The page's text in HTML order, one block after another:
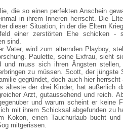
die so einen perfekten Anschein
in ihrem Inneren herrscht. Die
dieser Situation, in der die Eltern
einer zerstörten Ehe schicken -
sind.
Vater, wird zum alternden Playboy,
Paulette, seine Exfrau, sieht
und muss sich ihren Ängsten
zu müssen. Scott, der jüngste
gegründet, doch auch hier
älteste der drei Kinder, hat äußerlich
Arzt, gutaussehend und reich.
und warum scheint er keine
mit ihrem Schicksal abgefunden zu
Kokon, einen Tauchurlaub bucht
mitgerissen.